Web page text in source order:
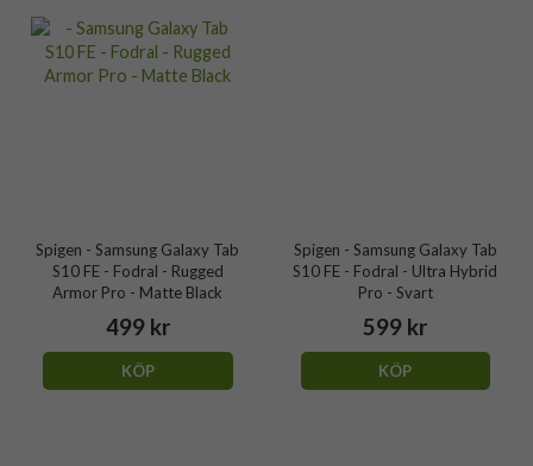
Spigen - Samsung Galaxy Tab
S10 FE - Fodral - Rugged
Armor Pro - Matte Black
499 kr
KÖP
Spigen - Samsung Galaxy Tab
S10 FE - Fodral - Ultra Hybrid
Pro - Svart
599 kr
KÖP